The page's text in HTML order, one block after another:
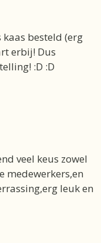
besteld (erg
erbij! Dus
:D :D
veel keus zowel
medewerkers,en
leuk en